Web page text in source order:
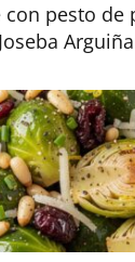
con pesto de